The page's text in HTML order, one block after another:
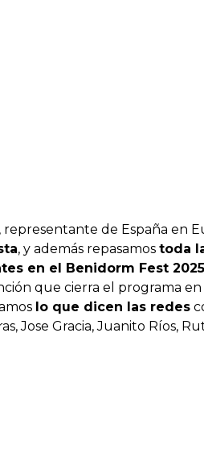
, representante de España en
, y además repasamos toda
en el Benidorm Fest 2025
que cierra el programa en
lo que dicen las redes
Jose Gracia, Juanito Ríos,